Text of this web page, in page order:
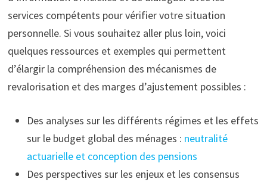
services compétents pour vérifier votre situation
personnelle. Si vous souhaitez aller plus loin, voici
quelques ressources et exemples qui permettent
d’élargir la compréhension des mécanismes de
revalorisation et des marges d’ajustement possibles :
Des analyses sur les différents régimes et les effets
sur le budget global des ménages : neutralité
actuarielle et conception des pensions
Des perspectives sur les enjeux et les consensus